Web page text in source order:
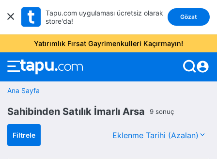
Tapu.com uygulaması ücretsiz olarak
store'da!
Gözat
Yatırımlık Fırsat Gayrimenkulleri Kaçırmayın!
account_circle
Ana Sayfa
Sahibinden Satılık İmarlı Arsa 9 sonuç
Filtrele